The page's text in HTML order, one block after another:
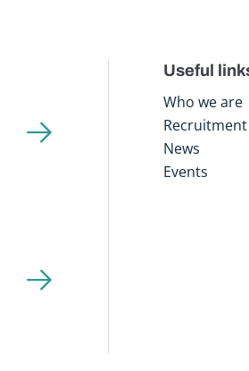
Useful
Who we are
Recruitment
News
Events